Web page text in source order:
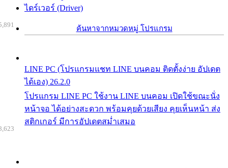
ไดร์เวอร์ (Driver)
ค้นหาจากหมวดหมู่ โปรแกรม
LINE PC (โปรแกรมแชท LINE บนคอม ติดตั้งง่าย อัปเดต
ได้เอง) 26.2.0
โปรแกรม LINE PC ใช้งาน LINE บนคอม เปิดใช้ขณะนั่ง
หน้าจอ ได้อย่างสะดวก พร้อมคุยด้วยเสียง คุยเห็นหน้า ส่ง
สติกเกอร์ มีการอัปเดตสม่ำเสมอ